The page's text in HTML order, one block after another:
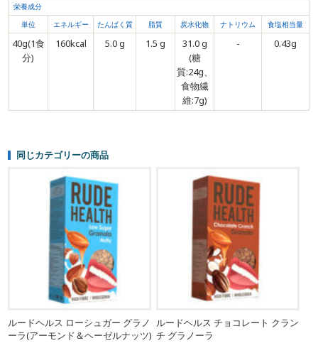
栄養成分
単位
エネルギー たんぱく質 脂質 炭水化物 ナトリウム 食塩相当量
40g(1食
分)
160kcal 5.0 g 1.5 g
31.0 g
(糖
質:24g、
食物繊
維:7g)
- 0.43g
同じカテゴリーの商品
ルードヘルス ローシュガー グラノ
ーラ(アーモンド＆ヘーゼルナッツ)
ルードヘルス チョコレート クラン
チ グラノーラ